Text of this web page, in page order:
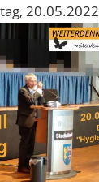
20.05.2022